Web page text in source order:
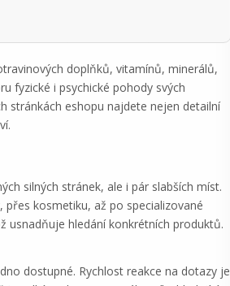
doplňků, vitamínů, minerálů,
fyzické i psychické pohody svých
stránkách eshopu najdete nejen detailní
silných stránek, ale i pár slabších míst.
kosmetiku, až po specializované
usnadňuje hledání konkrétních produktů.
dostupné. Rychlost reakce na dotazy je